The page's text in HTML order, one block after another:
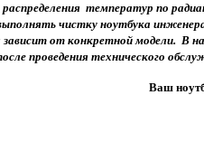
температур по
чистку ноутбука
от конкретной модели. В
проведения технического
Ваш